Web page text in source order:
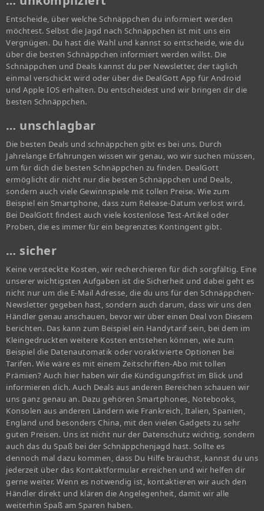
Entscheide, über welche Schnäppchen du informiert werden
möchtest. Selbst die Jagd nach Schnäppchen ist mit uns ein
Vergnügen. Du hast die Wahl und kannst so entscheide, wie du
über die besten Schnäppchen informiert werden willst. Die
Schnäppchen und Deals kannst du per Newsletter, der täglich
einmal verschickt wird oder über die DealGott App für Android
und Apple IOS erhalten. Du entscheidest und wir bringen dir die
besten Schnäppchen.
… unschlagbar
Die besten Deals und schnäppchen gibt es bei uns. Durch
Jahrelange Erfahrungen wissen wir genau, wo wir suchen müssen,
um für dich die besten Schnäppchen zu finden. DealGott
ermöglicht dir nicht nur die besten Schnäppchen und Deals,
sondern auch viele Gewinnspiele mit tollen Preise. Wie zum
Beispiel ein Smartphone, dass zum Release-Datum verlost wird.
Bei DealGott findest auch viele kostenlose Test-Artikel oder
Proben, die es immer für ein begrenztes Kontingent gibt.
… sicher
Keine versteckte Kosten, wir recherchieren für dich sorgfältig. Eine
unserer wichtigsten Aufgaben ist die Sicherheit und dabei geht es
nicht nur um die E-Mail Adresse, die du uns für den Schnäppchen-
Newsletter gegeben hast, sondern auch darum, dass wir uns den
Händler genau anschauen, bevor wir über einen Deal von Diesem
berichten. Das kann zum Beispiel ein Handytarif sein, bei dem im
Kleingedruckten weitere Kosten entstehen können, wie zum
Beispiel die Datenautomatik oder voraktivierte Optionen bei
Tarifen. Wie wäre es mit einem Zeitschriften-Abo mit tollen
Prämien? Auch hier haben wir die Kündigungsfrist im Blick und
informieren dich. Auch Deals aus anderen Bereichen schauen wir
uns ganz genau an. Dazu gehören Smartphones, Notebooks,
Konsolen aus anderen Ländern wie Frankreich, Italien, Spanien,
England und besonders China, mit den vielen Gadgets zu sehr
guten Preisen. Uns ist nicht nur der Datenschutz wichtig, sondern
auch das du Spaß bei der Schnäppchenjagd hast. Sollte es
dennoch mal dazu kommen, dass Du Hilfe brauchst, kannst du uns
jederzeit über das Kontaktformular erreichen und wir helfen dir
gerne weiter. Wenn es notwendig ist, kontaktieren wir auch den
Händler direkt und klären die Angelegenheit, damit wir alle
weiterhin Spaß am Sparen haben.